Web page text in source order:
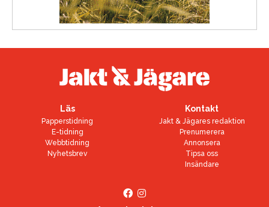
Läs
Papperstidning
E-tidning
Webbtidning
Nyhetsbrev
Kontakt
Jakt & Jägares redaktion
Prenumerera
Annonsera
Tipsa oss
Insändare